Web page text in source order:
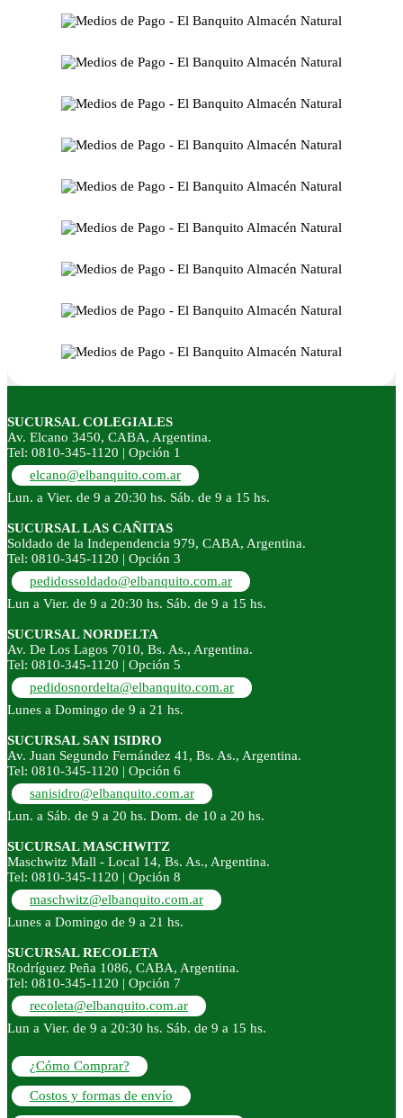
SUCURSAL COLEGIALES
Av. Elcano 3450, CABA, Argentina.
Tel: 0810-345-1120 | Opción 1
elcano@elbanquito.com.ar
Lun. a Vier. de 9 a 20:30 hs. Sáb. de 9 a 15 hs.
SUCURSAL LAS CAÑITAS
Soldado de la Independencia 979, CABA, Argentina.
Tel: 0810-345-1120 | Opción 3
pedidossoldado@elbanquito.com.ar
Lun a Vier. de 9 a 20:30 hs. Sáb. de 9 a 15 hs.
SUCURSAL NORDELTA
Av. De Los Lagos 7010, Bs. As., Argentina.
Tel: 0810-345-1120 | Opción 5
pedidosnordelta@elbanquito.com.ar
Lunes a Domingo de 9 a 21 hs.
SUCURSAL SAN ISIDRO
Av. Juan Segundo Fernández 41, Bs. As., Argentina.
Tel: 0810-345-1120 | Opción 6
sanisidro@elbanquito.com.ar
Lun. a Sáb. de 9 a 20 hs. Dom. de 10 a 20 hs.
SUCURSAL MASCHWITZ
Maschwitz Mall - Local 14, Bs. As., Argentina.
Tel: 0810-345-1120 | Opción 8
maschwitz@elbanquito.com.ar
Lunes a Domingo de 9 a 21 hs.
SUCURSAL RECOLETA
Rodríguez Peña 1086, CABA, Argentina.
Tel: 0810-345-1120 | Opción 7
recoleta@elbanquito.com.ar
Lun a Vier. de 9 a 20:30 hs. Sáb. de 9 a 15 hs.
¿Cómo Comprar?
Costos y formas de envío